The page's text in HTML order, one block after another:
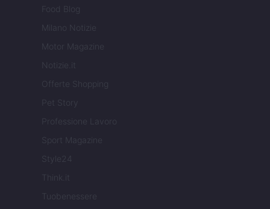
Food Blog
Milano Notizie
Motor Magazine
Notizie.it
Offerte Shopping
Pet Story
Professione Lavoro
Sport Magazine
Style24
Think.it
Tuobenessere